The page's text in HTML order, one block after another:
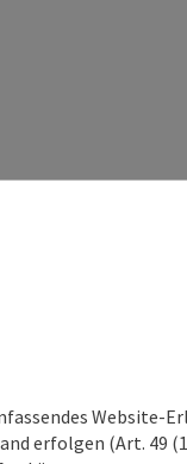
Website-
erfolgen (Art. 49